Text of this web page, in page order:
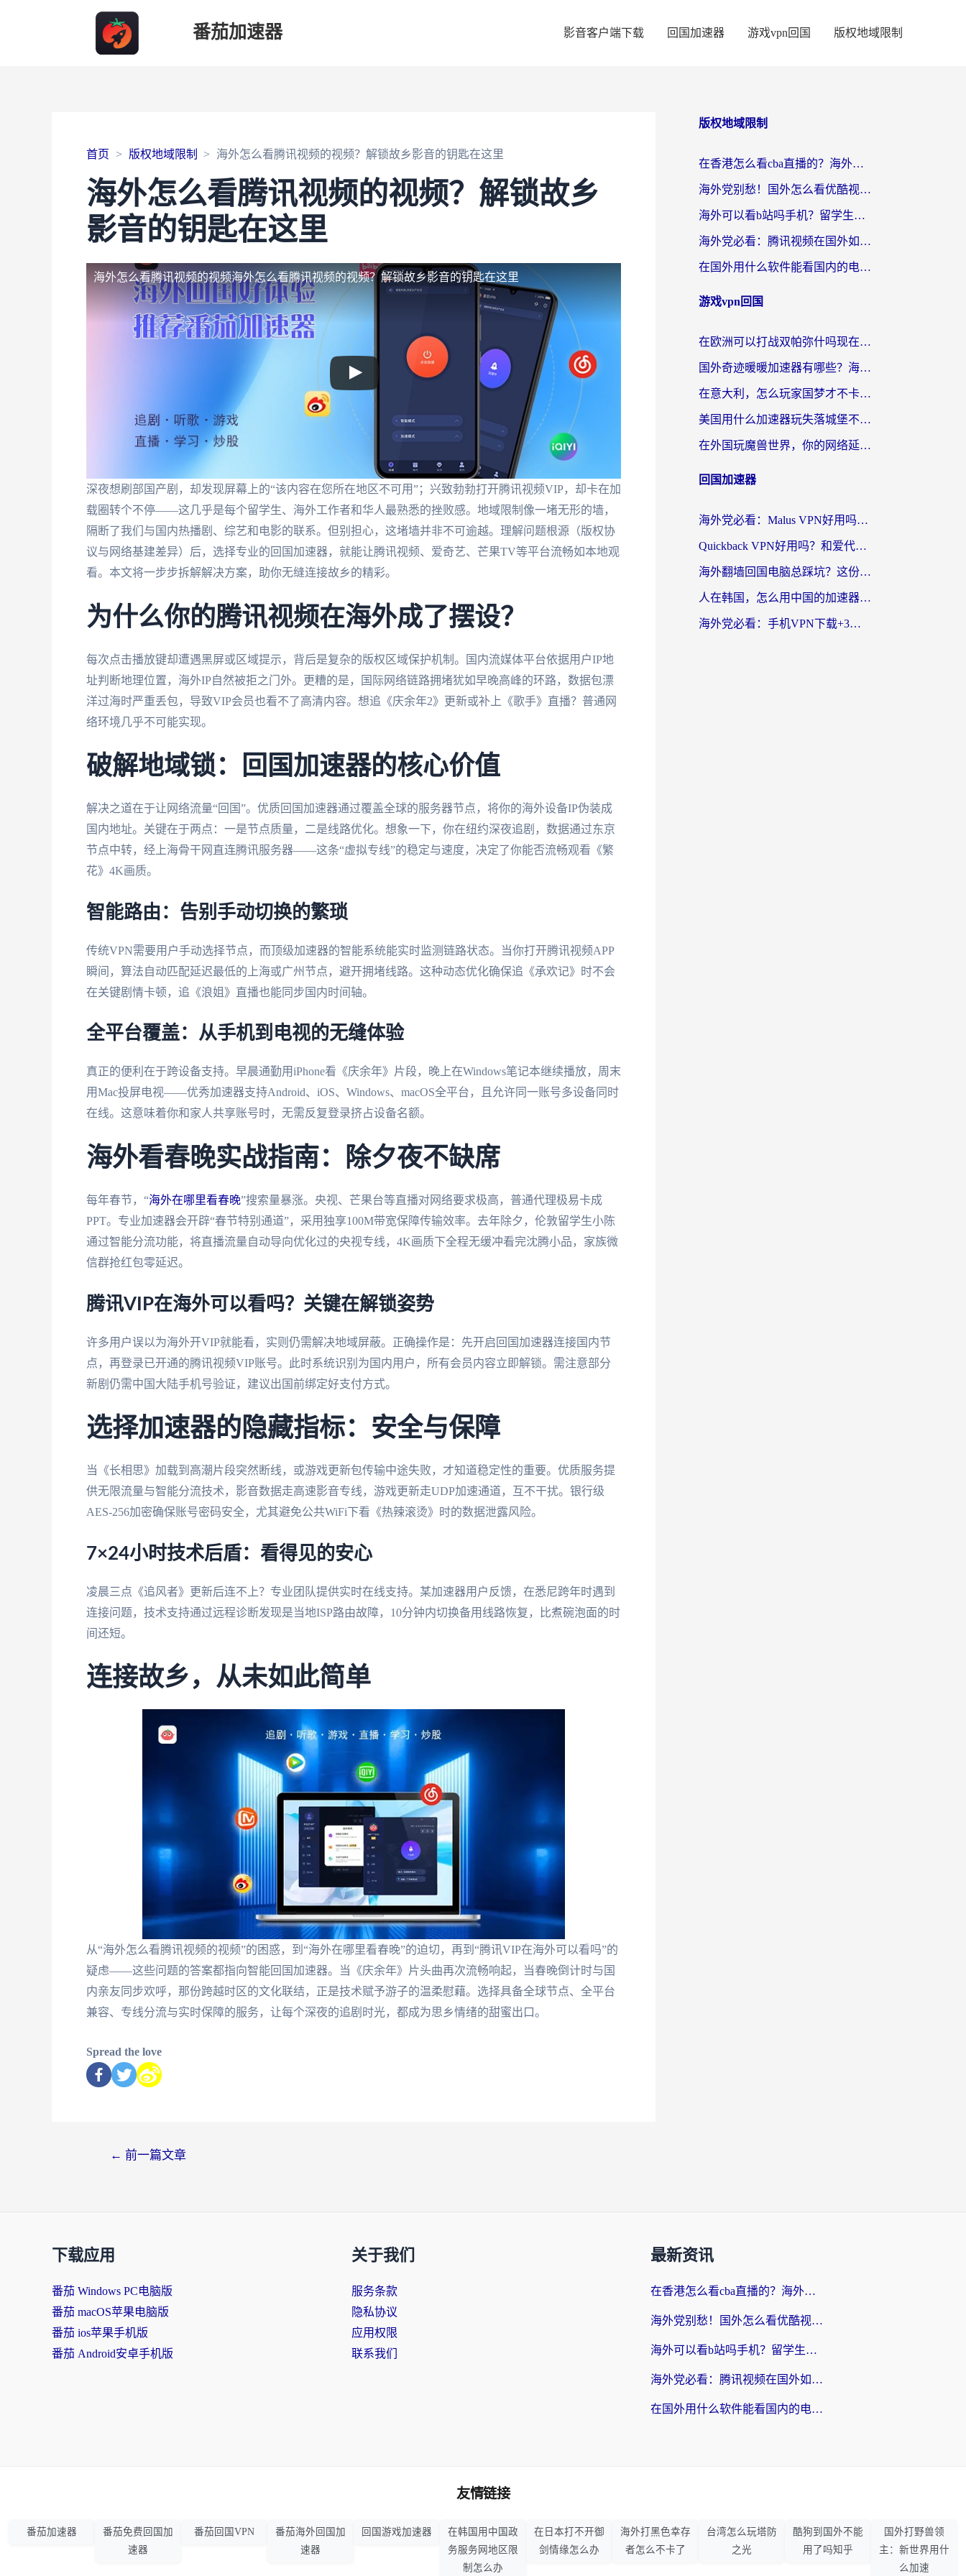
番茄加速器 影音客户端下载 回国加速器 游戏vpn回国 版权地域限制
首页 版权地域限制 海外怎么看腾讯视频的视频？解锁故乡影音的钥匙在这里
海外怎么看腾讯视频的视频？解锁故乡
影音的钥匙在这里
海外怎么看腾讯视频的视频海外怎么看腾讯视频的视频？解锁故乡影音的钥匙在这里
深夜想刷部国产剧，却发现屏幕上的“该内容在您所在地区不可用”；兴致勃勃打开腾讯视频VIP，却卡在加
载圈转个不停——这几乎是每个留学生、海外工作者和华人最熟悉的挫败感。地域限制像一堵无形的墙，
隔断了我们与国内热播剧、综艺和电影的联系。但别担心，这堵墙并非不可逾越。理解问题根源（版权协
议与网络基建差异）后，选择专业的回国加速器，就能让腾讯视频、爱奇艺、芒果TV等平台流畅如本地观
看。本文将一步步拆解解决方案，助你无缝连接故乡的精彩。
为什么你的腾讯视频在海外成了摆设？
每次点击播放键却遭遇黑屏或区域提示，背后是复杂的版权区域保护机制。国内流媒体平台依据用户IP地
址判断地理位置，海外IP自然被拒之门外。更糟的是，国际网络链路拥堵犹如早晚高峰的环路，数据包漂
洋过海时严重丢包，导致VIP会员也看不了高清内容。想追《庆余年2》更新或补上《歌手》直播？普通网
络环境几乎不可能实现。
破解地域锁：回国加速器的核心价值
解决之道在于让网络流量“回国”。优质回国加速器通过覆盖全球的服务器节点，将你的海外设备IP伪装成
国内地址。关键在于两点：一是节点质量，二是线路优化。想象一下，你在纽约深夜追剧，数据通过东京
节点中转，经上海骨干网直连腾讯服务器——这条“虚拟专线”的稳定与速度，决定了你能否流畅观看《繁
花》4K画质。
智能路由：告别手动切换的繁琐
传统VPN需要用户手动选择节点，而顶级加速器的智能系统能实时监测链路状态。当你打开腾讯视频APP
瞬间，算法自动匹配延迟最低的上海或广州节点，避开拥堵线路。这种动态优化确保追《承欢记》时不会
在关键剧情卡顿，追《浪姐》直播也能同步国内时间轴。
全平台覆盖：从手机到电视的无缝体验
真正的便利在于跨设备支持。早晨通勤用iPhone看《庆余年》片段，晚上在Windows笔记本继续播放，周末
用Mac投屏电视——优秀加速器支持Android、iOS、Windows、macOS全平台，且允许同一账号多设备同时
在线。这意味着你和家人共享账号时，无需反复登录挤占设备名额。
海外看春晚实战指南：除夕夜不缺席
每年春节，“海外在哪里看春晚”搜索量暴涨。央视、芒果台等直播对网络要求极高，普通代理极易卡成
PPT。专业加速器会开辟“春节特别通道”，采用独享100M带宽保障传输效率。去年除夕，伦敦留学生小陈
通过智能分流功能，将直播流量自动导向优化过的央视专线，4K画质下全程无缓冲看完沈腾小品，家族微
信群抢红包零延迟。
腾讯VIP在海外可以看吗？关键在解锁姿势
许多用户误以为海外开VIP就能看，实则仍需解决地域屏蔽。正确操作是：先开启回国加速器连接国内节
点，再登录已开通的腾讯视频VIP账号。此时系统识别为国内用户，所有会员内容立即解锁。需注意部分
新剧仍需中国大陆手机号验证，建议出国前绑定好支付方式。
选择加速器的隐藏指标：安全与保障
当《长相思》加载到高潮片段突然断线，或游戏更新包传输中途失败，才知道稳定性的重要。优质服务提
供无限流量与智能分流技术，影音数据走高速影音专线，游戏更新走UDP加速通道，互不干扰。银行级
AES-256加密确保账号密码安全，尤其避免公共WiFi下看《热辣滚烫》时的数据泄露风险。
7×24小时技术后盾：看得见的安心
凌晨三点《追风者》更新后连不上？专业团队提供实时在线支持。某加速器用户反馈，在悉尼跨年时遇到
连接问题，技术支持通过远程诊断发现是当地ISP路由故障，10分钟内切换备用线路恢复，比煮碗泡面的时
间还短。
连接故乡，从未如此简单
从“海外怎么看腾讯视频的视频”的困惑，到“海外在哪里看春晚”的迫切，再到“腾讯VIP在海外可以看吗”的
疑虑——这些问题的答案都指向智能回国加速器。当《庆余年》片头曲再次流畅响起，当春晚倒计时与国
内亲友同步欢呼，那份跨越时区的文化联结，正是技术赋予游子的温柔慰藉。选择具备全球节点、全平台
兼容、专线分流与实时保障的服务，让每个深夜的追剧时光，都成为思乡情绪的甜蜜出口。
Spread the love
← 前一篇文章
版权地域限制
在香港怎么看cba直播的？海外党体育观赛终极指南：告别版权限制，畅享中文解说
海外党别愁！国外怎么看优酷视频？一招解决追剧、看直播难题
海外可以看b站吗手机？留学生亲测有效的回国加速指南
海外党必看：腾讯视频在国外如何解除地域限制？附优酷咪咕使用指南
在国外用什么软件能看国内的电视剧啊？留学生亲测有效的回国加速方案
游戏vpn回国
在欧洲可以打战双帕弥什吗现在？跨越延迟墙的实战指南
国外奇迹暖暖加速器有哪些？海外党国服游戏畅玩终极指南（附亲测推荐）
在意大利，怎么玩家国梦才不卡？这份终极加速指南请收好
美国用什么加速器玩失落城堡不卡？海外党亲测有效的国服游戏加速指南
在外国玩魔兽世界，你的网络延迟是最大的敌人
回国加速器
海外党必看：Malus VPN好用吗？和迅猛兔VPN对比哪个回国效果更好？附真实体验与避坑指南
Quickback VPN好用吗？和爱代理VPN对比哪个回国效果更好？
海外翻墙回国电脑总踩坑？这份实测指南帮你选对加速器（附ChickCNinitapMalus对比）
人在韩国，怎么用中国的加速器刷剧打游戏？这份真实体验指南给你答案
海外党必看：手机VPN下载+3步选对回国加速器，无缝刷国内资源不再愁
下载应用
番茄 Windows PC电脑版
番茄 macOS苹果电脑版
番茄 ios苹果手机版
番茄 Android安卓手机版
关于我们
服务条款
隐私协议
应用权限
联系我们
最新资讯
在香港怎么看cba直播的？海外党体育观赛终极指南：告别版权限制，畅享中文解说
海外党别愁！国外怎么看优酷视频？一招解决追剧、看直播难题
海外可以看b站吗手机？留学生亲测有效的回国加速指南
海外党必看：腾讯视频在国外如何解除地域限制？附优酷咪咕使用指南
在国外用什么软件能看国内的电视剧啊？留学生亲测有效的回国加速方案
友情链接
番茄加速器
番茄免费回国加
速器
番茄回国VPN
番茄海外回国加
速器
回国游戏加速器
在韩国用中国政
务服务网地区限
制怎么办
在日本打不开御
剑情缘怎么办
海外打黑色幸存
者怎么不卡了
台湾怎么玩塔防
之光
酷狗到国外不能
用了吗知乎
国外打野兽领
主：新世界用什
么加速